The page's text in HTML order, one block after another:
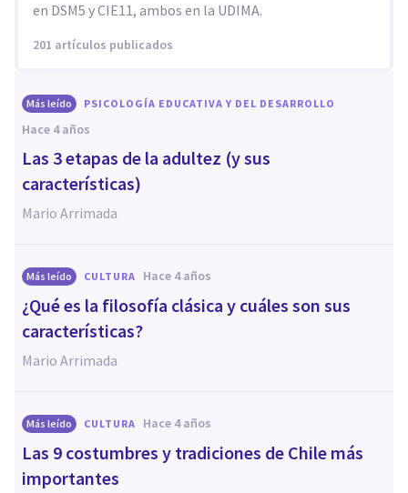
en DSM5 y CIE11, ambos en la UDIMA.
201 artículos publicados
Más leído PSICOLOGÍA EDUCATIVA Y DEL DESARROLLO
hace 4 años
Las 3 etapas de la adultez (y sus
características)
Mario Arrimada
Más leído CULTURA hace 4 años
¿Qué es la filosofía clásica y cuáles son sus
características?
Mario Arrimada
Más leído CULTURA hace 4 años
Las 9 costumbres y tradiciones de Chile más
importantes